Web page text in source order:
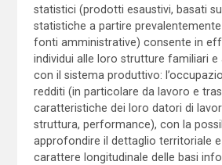
statistici (prodotti esaustivi, basati
statistiche a partire prevalentemente
fonti amministrative) consente in
individui alle loro strutture familiari e
con il sistema produttivo:
redditi (in particolare da lavoro e
caratteristiche dei loro datori di
struttura, performance), con la
approfondire il dettaglio territoriale
carattere longitudinale delle basi